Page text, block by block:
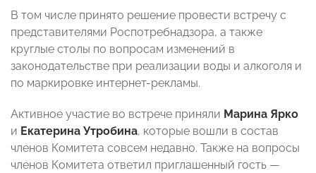
В том числе принято решение провести встречу с
представителями Роспотребнадзора, а также
круглые столы по вопросам изменений в
законодательстве при реализации воды и алкоголя и
по маркировке интернет-рекламы.
Активное участие во встрече приняли Марина Ярко
и Екатерина Утробина, которые вошли в состав
членов Комитета совсем недавно. Также на вопросы
членов Комитета ответил приглашенный гость —